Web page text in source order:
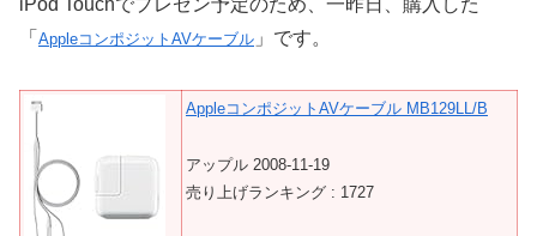
iPod Touchでプレゼン予定のため、一昨日、購入した
「 AppleコンポジットAVケーブル 」です。
AppleコンポジットAVケーブル MB129LL/B
アップル 2008-11-19
売り上げランキング : 1727